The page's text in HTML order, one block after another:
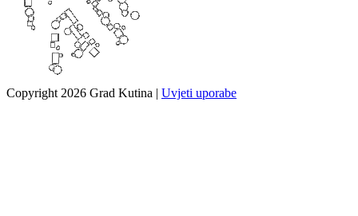
Copyright 2026 Grad Kutina | Uvjeti uporabe